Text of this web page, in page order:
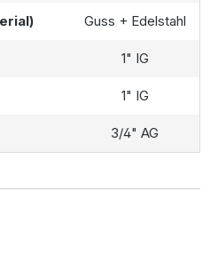
Guss + Edelstahl
1" IG
1" IG
3/4" AG